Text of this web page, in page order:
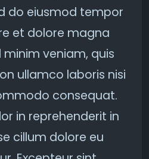
do eiusmod tempor
et dolore magna
veniam, quis
ullamco laboris nisi
consequat.
in reprehenderit in
cillum dolore eu